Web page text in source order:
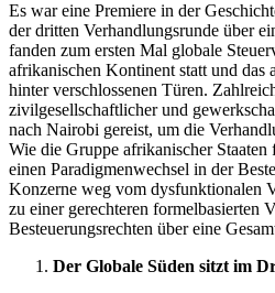
Es war eine Premiere in der
der dritten Verhandlungsrunde über
fanden zum ersten Mal globale
afrikanischen Kontinent statt und das
hinter verschlossenen Türen.
zivilgesellschaftlicher und
nach Nairobi gereist, um die
Wie die Gruppe afrikanischer Staaten
einen Paradigmenwechsel in der
Konzerne weg vom dysfunktionalen
zu einer gerechteren formelbasierten
Besteuerungsrechten über eine
Der Globale Süden sitzt im